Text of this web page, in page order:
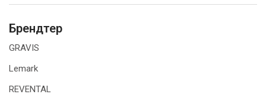
Брендтер
GRAVIS
Lemark
REVENTAL